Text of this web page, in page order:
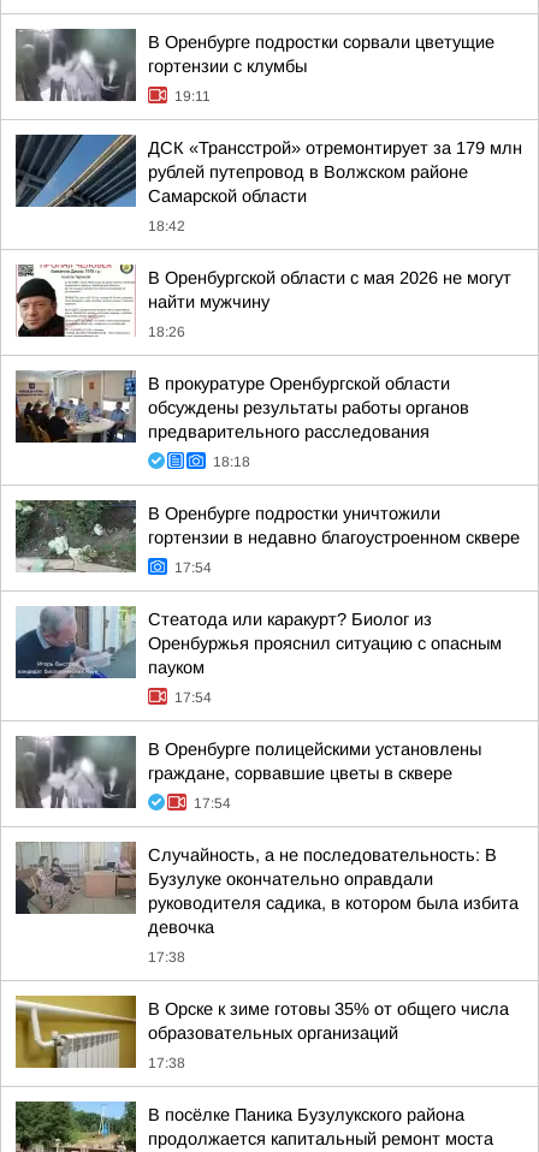
В Оренбурге подростки сорвали цветущие
гортензии с клумбы
19:11
ДСК «Трансстрой» отремонтирует за 179 млн
рублей путепровод в Волжском районе
Самарской области
18:42
В Оренбургской области с мая 2026 не могут
найти мужчину
18:26
В прокуратуре Оренбургской области
обсуждены результаты работы органов
предварительного расследования
18:18
В Оренбурге подростки уничтожили
гортензии в недавно благоустроенном сквере
17:54
Стеатода или каракурт? Биолог из
Оренбуржья прояснил ситуацию с опасным
пауком
17:54
В Оренбурге полицейскими установлены
граждане, сорвавшие цветы в сквере
17:54
Случайность, а не последовательность: В
Бузулуке окончательно оправдали
руководителя садика, в котором была избита
девочка
17:38
В Орске к зиме готовы 35% от общего числа
образовательных организаций
17:38
В посёлке Паника Бузулукского района
продолжается капитальный ремонт моста